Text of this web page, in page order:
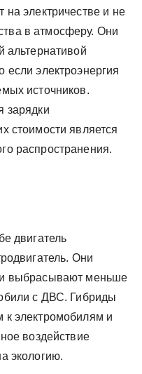
электричестве и не
в атмосферу. Они
альтернативой
электроэнергия
источников.
зарядки
стоимости является
распространения.
двигатель
Они
выбрасывают меньше
с ДВС. Гибриды
электромобилям и
воздействие
экологию.